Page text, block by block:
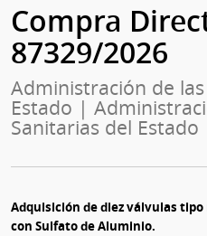
Compra
87329/2026
Administración de
Estado |
Sanitarias del Estado
Adquisición de diez válvulas
con Sulfato de Aluminio.